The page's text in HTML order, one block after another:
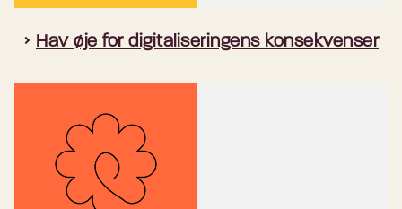
Hav øje for digitaliseringens konsekvenser